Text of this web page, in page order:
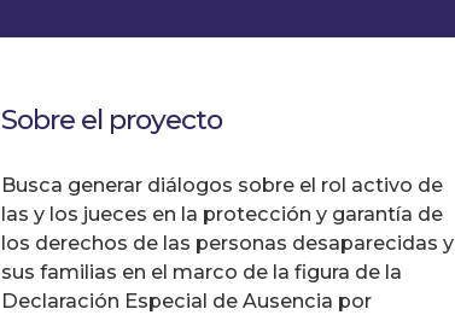
Sobre el proyecto
Busca generar diálogos sobre el rol activo de
las y los jueces en la protección y garantía de
los derechos de las personas desaparecidas y
sus familias en el marco de la figura de la
Declaración Especial de Ausencia por